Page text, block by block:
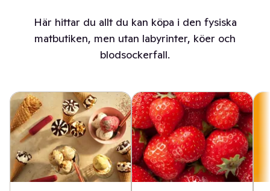
Här hittar du allt du kan köpa i den fysiska
matbutiken, men utan labyrinter, köer och
blodsockerfall.